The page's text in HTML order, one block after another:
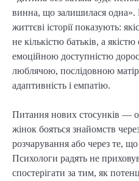
винна, що залишилася одна».
життєві історії показують:
не кількістю батьків, а
емоційною доступністю
люблячою, послідовною
адаптивність і емпатію.
Питання нових стосунків —
жінок бояться знайомств
розчарування або через те,
Психологи радять не
спостерігати за тим, як